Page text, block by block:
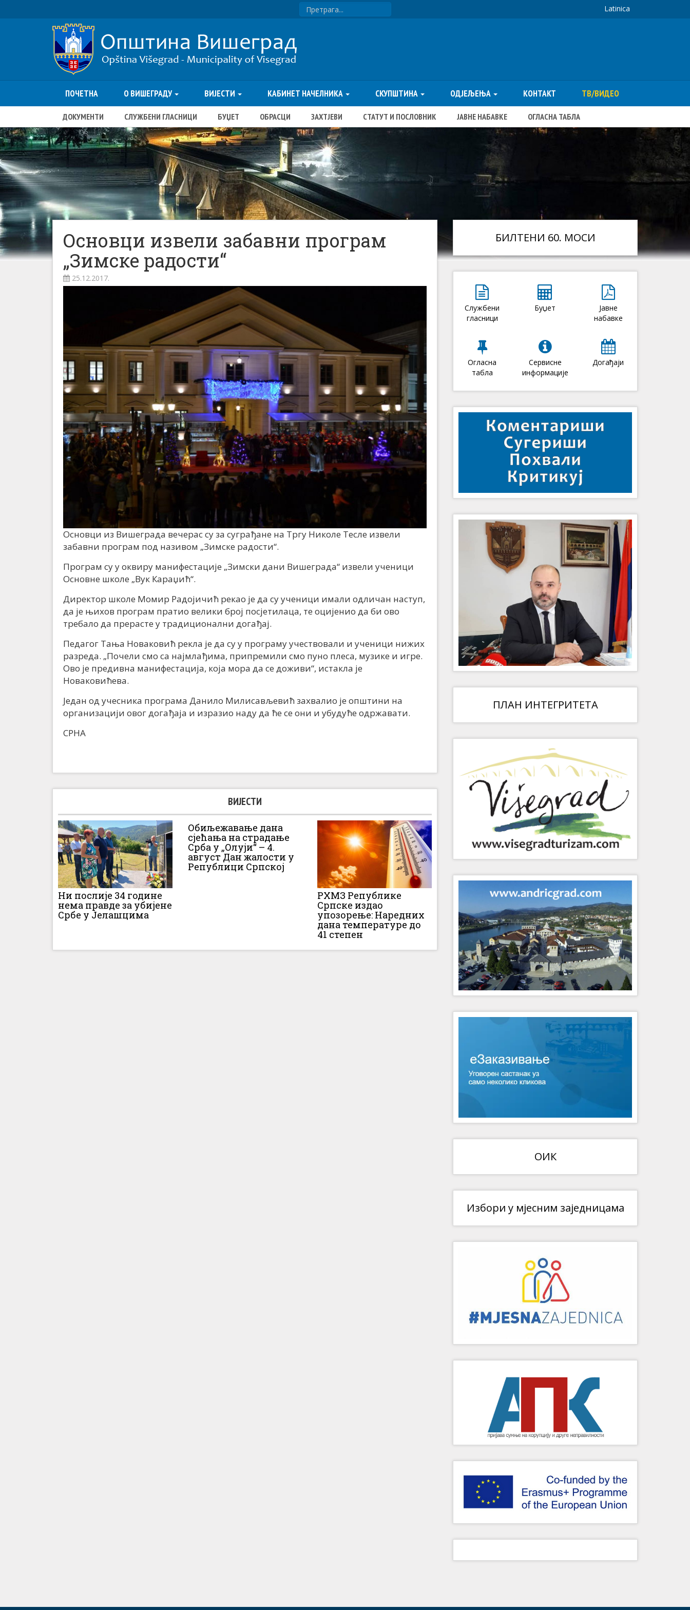
Latinica
ПОЧЕТНА О ВИШЕГРАДУ ВИЈЕСТИ КАБИНЕТ НАЧЕЛНИКА СКУПШТИНА ОДЈЕЉЕЊА КОНТАКТ ТВ/ВИДЕО
ДОКУМЕНТИ СЛУЖБЕНИ ГЛАСНИЦИ БУЏЕТ ОБРАСЦИ ЗАХТЈЕВИ СТАТУТ И ПОСЛОВНИК ЈАВНЕ НАБАВКЕ ОГЛАСНА ТАБЛА
Основци извели забавни програм
„Зимске радости“
25.12.2017.
Основци из Вишеграда вечерас су за суграђане на Тргу Николе Тесле извели
забавни програм под називом „Зимске радости“.
Програм су у оквиру манифестације „Зимски дани Вишеграда“ извели ученици
Основне школе „Вук Караџић“.
Директор школе Момир Радојичић рекао је да су ученици имали одличан наступ,
да је њихов програм пратио велики број посјетилаца, те оцијенио да би ово
требало да прерасте у традиционални догађај.
Педагог Тања Новаковић рекла је да су у програму учествовали и ученици нижих
разреда. „Почели смо са најмлађима, припремили смо пуно плеса, музике и игре.
Ово је предивна манифестација, која мора да се доживи“, истакла је
Новаковићева.
Један од учесника програма Данило Милисављевић захвалио је општини на
организацији овог догађаја и изразио наду да ће се они и убудуће одржавати.
СРНА
ВИЈЕСТИ
Ни послије 34 године
нема правде за убијене
Србе у Јелашцима
Обиљежавање дана
сјећања на страдање
Срба у „Олуји“ – 4.
август Дан жалости у
Републици Српској
РХМЗ Републике
Српске издао
упозорење: Наредних
дана температуре до
41 степен
БИЛТЕНИ 60. МОСИ
Службени
гласници
Буџет
Јавне
набавке
Огласна
табла
Сервисне
информације
Догађаји
ПЛАН ИНТЕГРИТЕТА
ОИК
Избори у мјесним заједницама